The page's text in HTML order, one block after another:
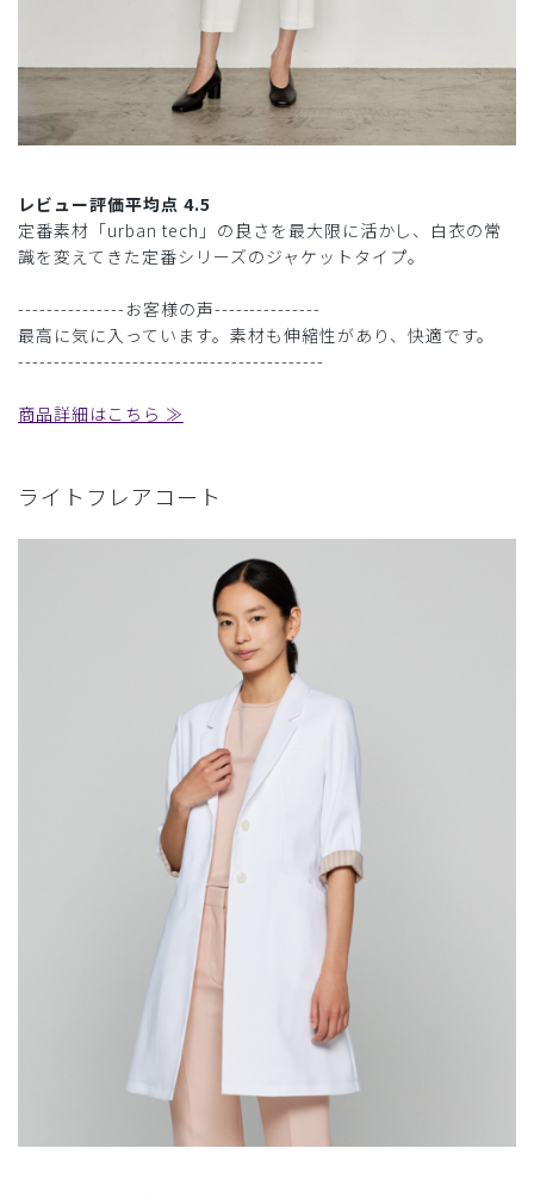
レビュー評価平均点 4.5
定番素材「urban tech」の良さを最大限に活かし、白衣の常
識を変えてきた定番シリーズのジャケットタイプ。
---------------お客様の声---------------
最高に気に入っています。素材も伸縮性があり、快適です。
-------------------------------------------
商品詳細はこちら ≫
ライトフレアコート